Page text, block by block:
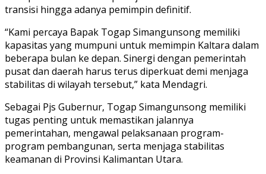
transisi hingga adanya pemimpin definitif.
“Kami percaya Bapak Togap Simangunsong memiliki
kapasitas yang mumpuni untuk memimpin Kaltara dalam
beberapa bulan ke depan. Sinergi dengan pemerintah
pusat dan daerah harus terus diperkuat demi menjaga
stabilitas di wilayah tersebut,” kata Mendagri.
Sebagai Pjs Gubernur, Togap Simangunsong memiliki
tugas penting untuk memastikan jalannya
pemerintahan, mengawal pelaksanaan program-
program pembangunan, serta menjaga stabilitas
keamanan di Provinsi Kalimantan Utara.